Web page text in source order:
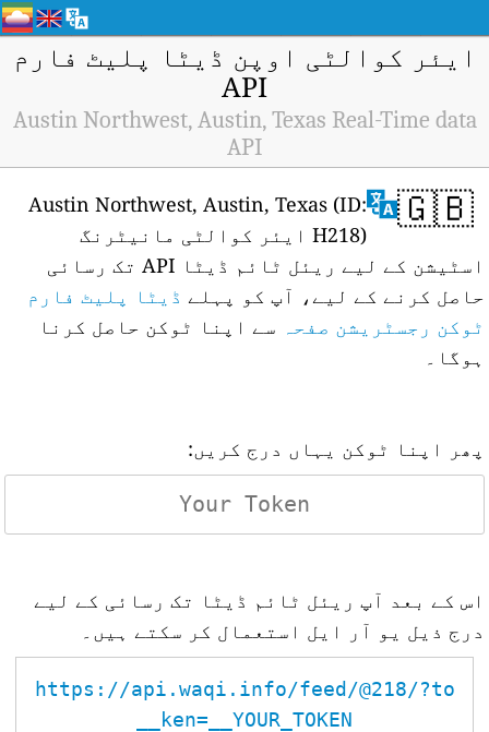
ایئر کوالٹی اوپن ڈیٹا پلیٹ فارم
API
Austin Northwest, Austin, Texas Real-Time data
API
🇬🇧
Austin Northwest, Austin, Texas (ID:
H218) ایئر کوالٹی مانیٹرنگ
اسٹیشن کے لیے ریئل ٹائم ڈیٹا API تک رسائی
حاصل کرنے کے لیے، آپ کو پہلے ڈیٹا پلیٹ فارم
ٹوکن رجسٹریشن صفحہ سے اپنا ٹوکن حاصل کرنا
ہوگا۔
پھر اپنا ٹوکن یہاں درج کریں:
اس کے بعد آپ ریئل ٹائم ڈیٹا تک رسائی کے لیے
درج ذیل یو آر ایل استعمال کر سکتے ہیں۔
https://api.waqi.info/feed/@218/?to
ken=__YOUR_TOKEN__